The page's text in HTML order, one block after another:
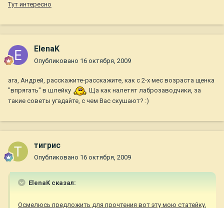
Тут интересно
ElenaK
Опубликовано 16 октября, 2009
ага, Андрей, расскажите-расскажите, как с 2-х мес возраста щенка
"впрягать" в шлейку
Ща как налетят лаброзаводчики, за
такие советы угадайте, с чем Вас скушают? :)
тигрис
Опубликовано 16 октября, 2009
ElenaK сказал:
Осмелюсь предложить для прочтения вот эту мою статейку,